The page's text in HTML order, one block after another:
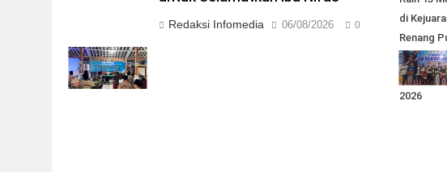
Redaksi Infomedia 06/08/2026 0
di
Renang
Berlian
2026